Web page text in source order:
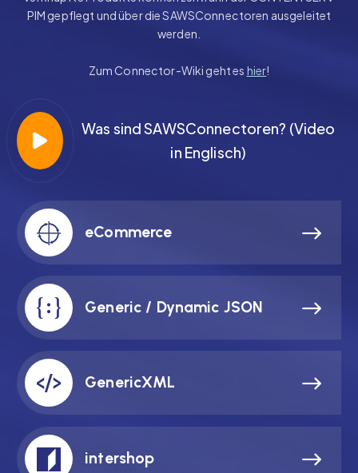
PIM gepflegt und über die SAWSConnectoren ausgeleitet
werden.
Zum Connector-Wiki geht es hier!
Was sind SAWSConnectoren? (Video
in Englisch)
eCommerce
Generic / Dynamic JSON
GenericXML
intershop